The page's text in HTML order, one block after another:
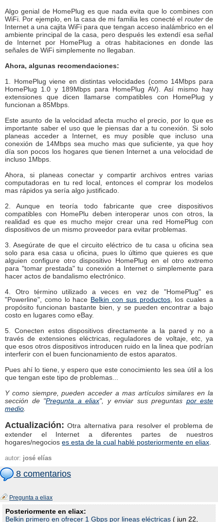
Algo genial de HomePlug es que nada evita que lo combines con
WiFi. Por ejemplo, en la casa de mi familia les conecté el routerde
Internet a una cajita WiFi para que tengan acceso inalámbrico en el
ambiente principal de la casa, pero después les extendí esa señal
de Internet por HomePlug a otras habitaciones en donde las
señales de WiFi simplemente no llegaban.
Ahora, algunas recomendaciones:
1. HomePlug viene en distintas velocidades (como 14Mbps para
HomePlug 1.0 y 189Mbps para HomePlug AV). Así mismo hay
extensiones que dicen llamarse compatibles con HomePlug y
funcionan a 85Mbps.
Este asunto de la velocidad afecta mucho el precio, por lo que es
importante saber el uso que le piensas dar a tu conexión. Si solo
planeas acceder a Internet, es muy posible que incluso una
conexión de 14Mbps sea mucho mas que suficiente, ya que hoy
día son pocos los hogares que tienen Internet a una velocidad de
incluso 1Mbps.
Ahora, si planeas conectar y compartir archivos entres varias
computadoras en tu red local, entonces el comprar los modelos
mas rápidos ya sería algo justificado.
2. Aunque en teoría todo fabricante que cree dispositivos
compatibles con HomePlu deben interoperar unos con otros, la
realidad es que es mucho mejor crear una red HomePlug con
dispositivos de un mismo proveedor para evitar problemas.
3. Asegúrate de que el circuito eléctrico de tu casa u oficina sea
solo para esa casa u oficina, pues lo último que quieres es que
alguien configure otro dispositivo HomePlug en el otro extremo
para "tomar prestada" tu conexión a Internet o simplemente para
hacer actos de bandalismo electrónico.
4. Otro término utilizado a veces en vez de "HomePlug" es
"Powerline", como lo hace Belkin con sus productos, los cuales a
propósito funcionan bastante bien, y se pueden encontrar a bajo
costo en lugares como eBay.
5. Conecten estos dispositivos directamente a la pared y no a
través de extensiones eléctricas, reguladores de voltaje, etc, ya
que esos otros dispositivos introducen ruido en la linea que podrían
interferir con el buen funcionamiento de estos aparatos.
Pues ahí lo tiene, y espero que este conocimiento les sea útil a los
que tengan este tipo de problemas...
Y como siempre, pueden acceder a mas artículos similares en la
sección de "Pregunta a eliax", y enviar sus preguntas por este
medio
Actualización: Otra alternativa para resolver el problema de
extender el Internet a diferentes partes de nuestros
hogares/negocios es esta de la cual hablé posteriormente en eliax
autor: josé elías
8 comentarios
Pregunta a eliax
Posteriormente en eliax:
Belkin primero en ofrecer 1 Gbps por lineas eléctricas ( jun 22,